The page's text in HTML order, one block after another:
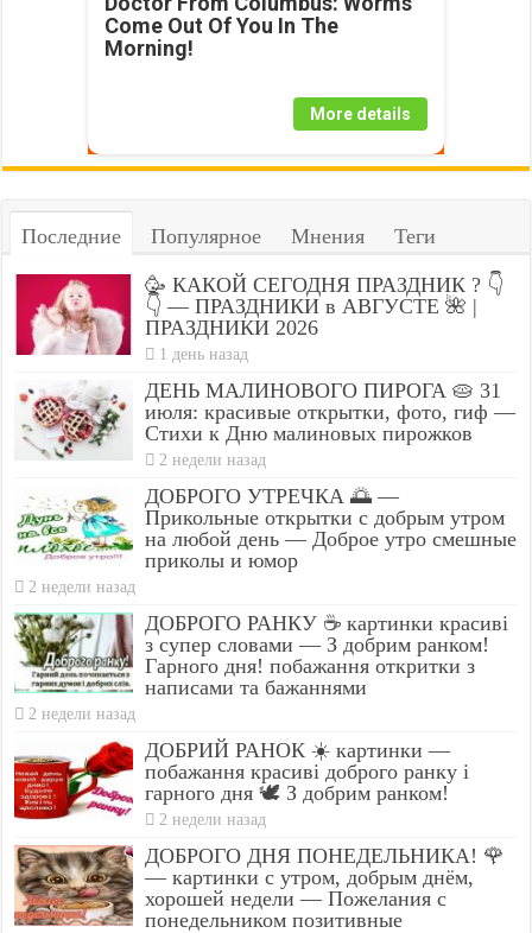
Come Out Of You In The
Morning!
More details
Последние Популярное Мнения Теги
🥳 КАКОЙ СЕГОДНЯ ПРАЗДНИК ? 👇
👇 — ПРАЗДНИКИ в АВГУСТЕ 🌺 |
ПРАЗДНИКИ 2026
1 день назад
ДЕНЬ МАЛИНОВОГО ПИРОГА 🥧 31
июля: красивые открытки, фото, гиф —
Стихи к Дню малиновых пирожков
2 недели назад
ДОБРОГО УТРЕЧКА 🌅 —
Прикольные открытки с добрым утром
на любой день — Доброе утро смешные
приколы и юмор
2 недели назад
ДОБРОГО РАНКУ ☕ картинки красиві
з супер словами — З добрим ранком!
Гарного дня! побажання откритки з
написами та бажаннями
2 недели назад
ДОБРИЙ РАНОК ☀️ картинки —
побажання красиві доброго ранку і
гарного дня 🕊️ З добрим ранком!
2 недели назад
ДОБРОГО ДНЯ ПОНЕДЕЛЬНИКА! 🌹
— картинки с утром, добрым днём,
хорошей недели — Пожелания с
понедельником позитивные